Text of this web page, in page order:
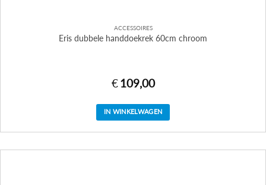
ACCESSOIRES
Eris dubbele handdoekrek 60cm chroom
€ 109,00
IN WINKELWAGEN